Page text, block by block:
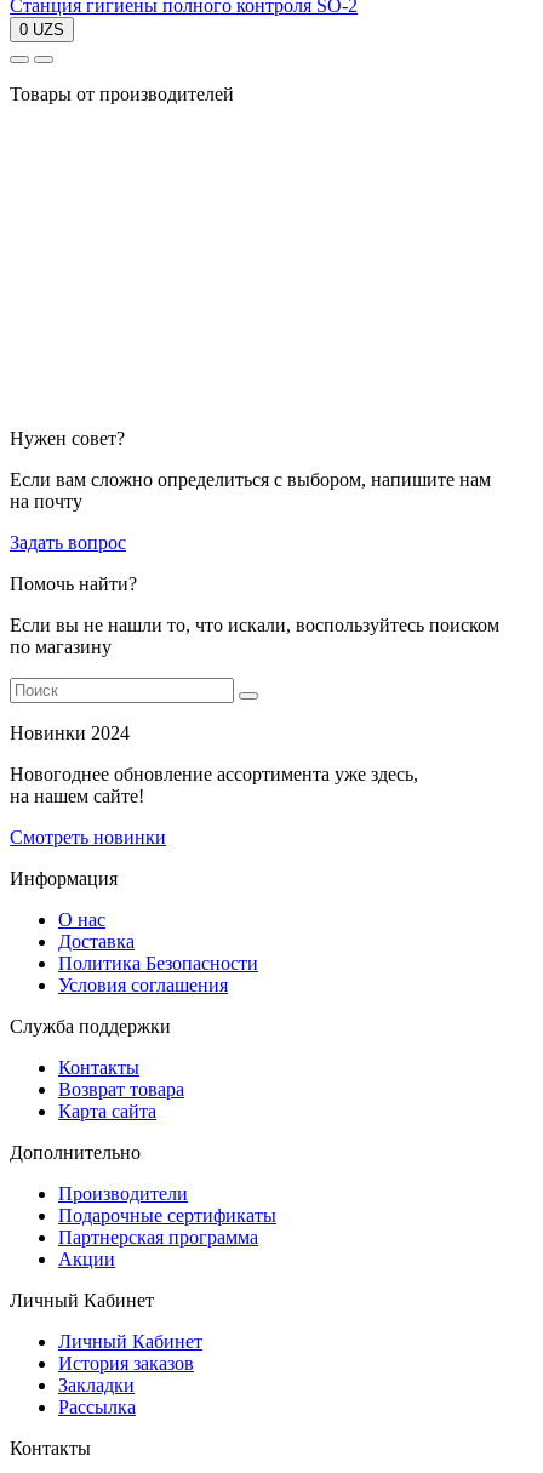
Станция гигиены полного контроля SO-2
0 UZS
Товары от производителей
Нужен совет?
Если вам сложно определиться с выбором, напишите нам
на почту
Задать вопрос
Помочь найти?
Если вы не нашли то, что искали, воспользуйтесь поиском
по магазину
Новинки 2024
Новогоднее обновление ассортимента уже здесь,
на нашем сайте!
Смотреть новинки
Информация
О нас
Доставка
Политика Безопасности
Условия соглашения
Служба поддержки
Контакты
Возврат товара
Карта сайта
Дополнительно
Производители
Подарочные сертификаты
Партнерская программа
Акции
Личный Кабинет
Личный Кабинет
История заказов
Закладки
Рассылка
Контакты